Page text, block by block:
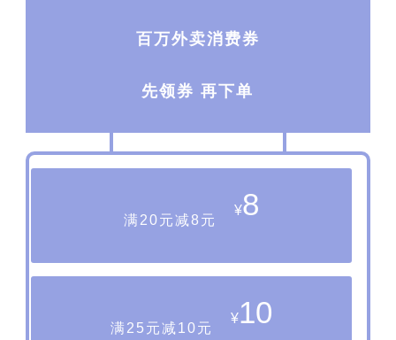
百万外卖消费券
先领券 再下单
满20元减8元
¥8
满25元减10元
¥10